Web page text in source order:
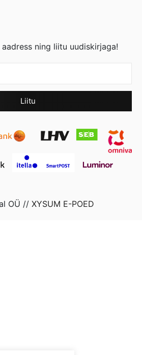
ning liitu uudiskirjaga!
OÜ // XYSUM E-POED